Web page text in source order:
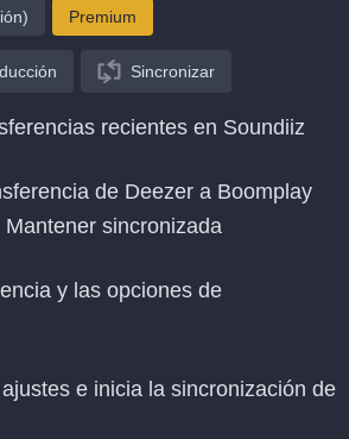
Premium
Sincronizar
recientes en Soundiiz
de Deezer a Boomplay
sincronizada
y las opciones de
e inicia la sincronización de